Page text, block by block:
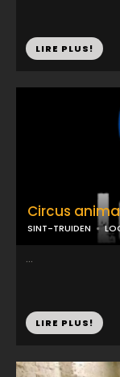
Circus
SINT-TRUIDEN
...
LIRE PLUS!
LIRE PLUS!